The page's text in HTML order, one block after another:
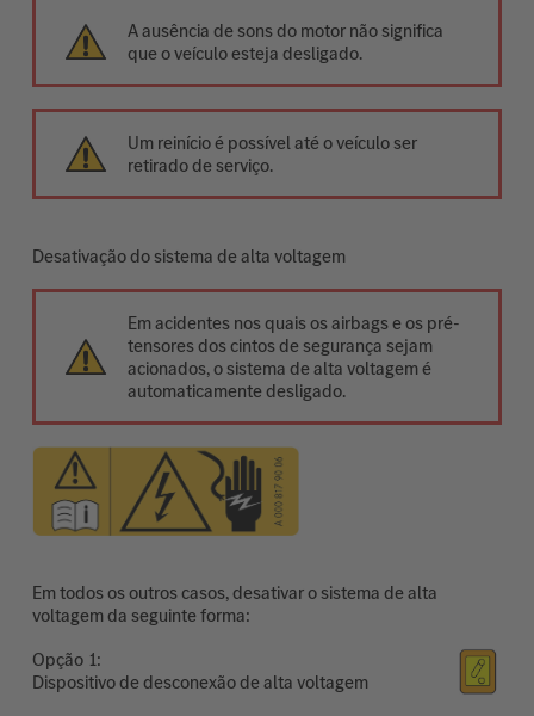
A ausência de sons do motor não significa
que o veículo esteja desligado.
Um reinício é possível até o veículo ser
retirado de serviço.
Desativação do sistema de alta voltagem
Em acidentes nos quais os airbags e os pré-
tensores dos cintos de segurança sejam
acionados, o sistema de alta voltagem é
automaticamente desligado.
Em todos os outros casos, desativar o sistema de alta
voltagem da seguinte forma:
Opção
Dispositivo de desconexão de alta voltagem